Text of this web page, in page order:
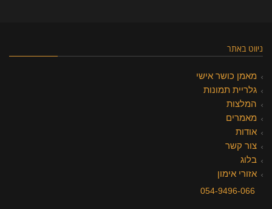
ניווט באתר
מאמן כושר אישי
גלריית תמונות
המלצות
מאמרים
אודות
צור קשר
בלוג
אזורי אימון
054-9496-066